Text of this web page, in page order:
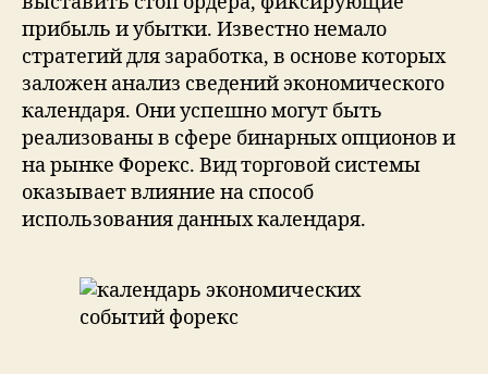
прибыль и убытки. Известно немало
стратегий для заработка, в основе которых
заложен анализ сведений экономического
календаря. Они успешно могут быть
реализованы в сфере бинарных опционов и
на рынке Форекс. Вид торговой системы
оказывает влияние на способ
использования данных календаря.